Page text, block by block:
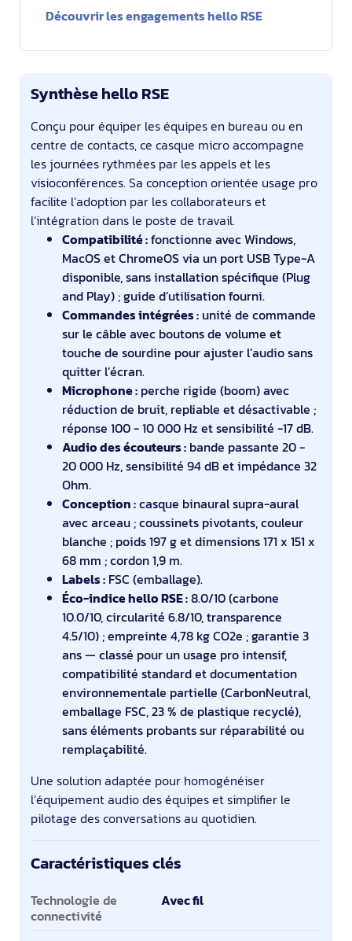
Découvrir les engagements hello RSE
Synthèse hello RSE
Conçu pour équiper les équipes en bureau ou en
centre de contacts, ce casque micro accompagne
les journées rythmées par les appels et les
visioconférences. Sa conception orientée usage pro
facilite l’adoption par les collaborateurs et
l’intégration dans le poste de travail.
Compatibilité :fonctionne avec Windows,
MacOS et ChromeOS via un port USB Type-A
disponible, sans installation spécifique (Plug
and Play) ; guide d’utilisation fourni.
Commandes intégrées : unité de commande
sur le câble avec boutons de volume et
touche de sourdine pour ajuster l’audio sans
quitter l’écran.
Microphone : perche rigide (boom) avec
réduction de bruit, repliable et désactivable ;
réponse 100 - 10 000 Hz et sensibilité -17 dB.
Audio des écouteurs : bande passante 20 -
20 000 Hz, sensibilité 94 dB et impédance 32
Ohm.
Conception :casque binaural supra-aural
avec arceau ; coussinets pivotants, couleur
blanche ; poids 197 g et dimensions 171 x 151 x
68 mm ; cordon 1,9 m.
Labels : FSC (emballage).
Éco-indice hello RSE :8.0/10 (carbone
10.0/10, circularité 6.8/10, transparence
4.5/10) ; empreinte 4,78 kg CO2e ; garantie 3
ans — classé pour un usage pro intensif,
compatibilité standard et documentation
environnementale partielle (CarbonNeutral,
emballage FSC, 23 % de plastique recyclé),
sans éléments probants sur réparabilité ou
remplaçabilité.
Une solution adaptée pour homogénéiser
l’équipement audio des équipes et simplifier le
pilotage des conversations au quotidien.
Caractéristiques clés
Caractéristiques clés
Technologie de
connectivité
Avec fil